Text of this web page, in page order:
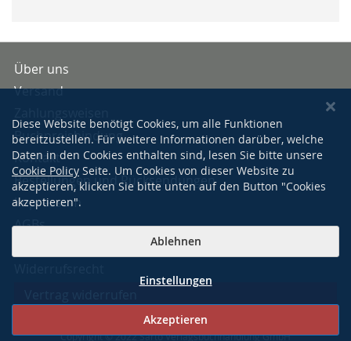
Über uns
Versand
Buchpreisbindung
Kontakt
Bestellungen und Rücksendungen
Impressum
AGBs
Copyright © 2022 Sarto Verlagsbuchhandlung GmbH
Diese Website benötigt Cookies, um alle Funktionen
bereitzustellen. Für weitere Informationen darüber, welche
Daten in den Cookies enthalten sind, lesen Sie bitte unsere
Cookie Policy Seite. Um Cookies von dieser Website zu
akzeptieren, klicken Sie bitte unten auf den Button "Cookies
akzeptieren".
Akzeptieren
Ablehnen
Einstellungen